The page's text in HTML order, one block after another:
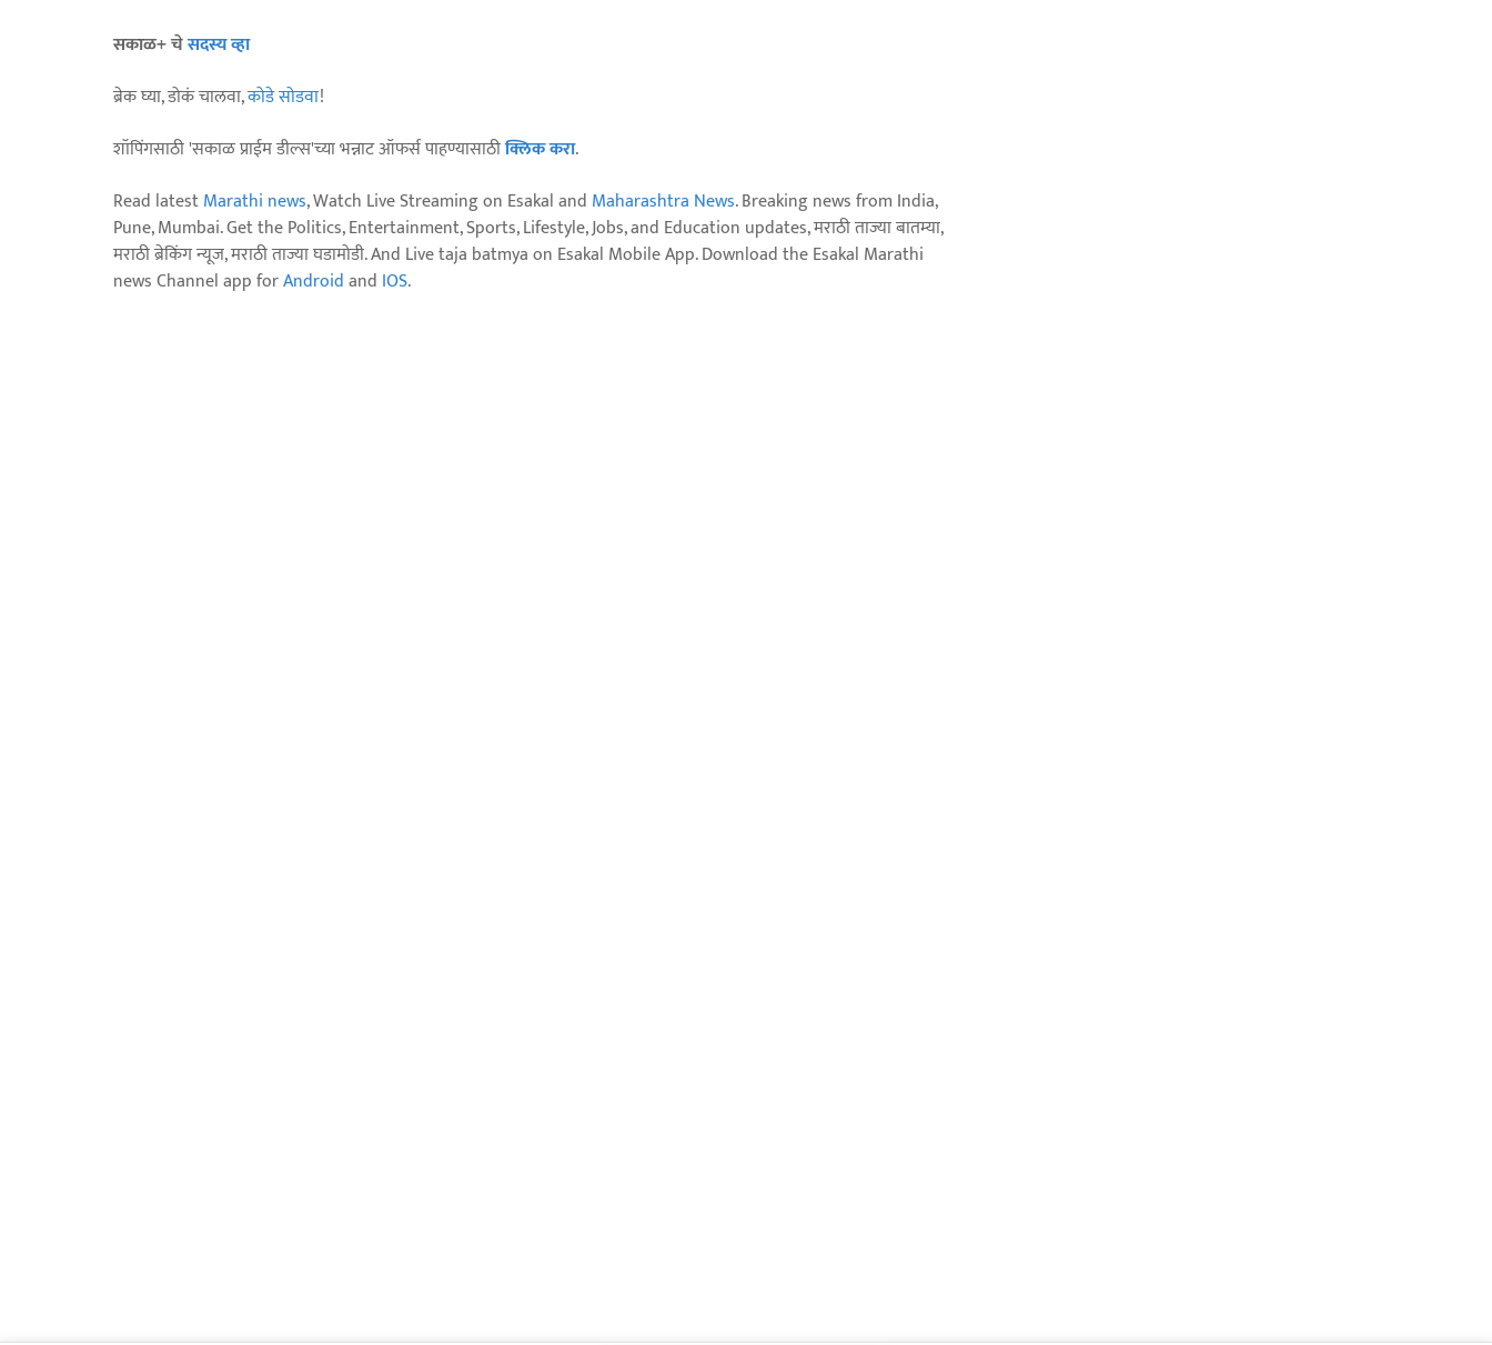
सकाळ+ चेसदस्य व्हा
ब्रेक घ्या, डोकं चालवा,कोडे सोडवा!
शॉपिंगसाठी 'सकाळ प्राईम डील्स'च्या भन्नाट ऑफर्स पाहण्यासाठीक्लिक करा.
Read latestMarathi news, Watch Live Streaming on Esakal and Maharashtra News. Breaking news from India,
Pune, Mumbai. Get the Politics, Entertainment, Sports, Lifestyle, Jobs, and Education updates, मराठी ताज्या बातम्या,
मराठी ब्रेकिंग न्यूज, मराठी ताज्या घडामोडी. And Live taja batmya on Esakal Mobile App. Download the Esakal Marathi
news Channel app forAndroidand IOS.